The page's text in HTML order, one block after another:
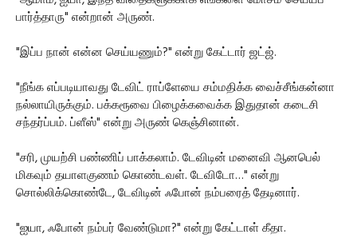
பார்த்தாரு" என்றான் அருண்.
"இப்ப நான் என்ன செய்யணும்?" என்று கேட்டார் ஜட்ஜ்.
"நீங்க எப்படியாவது டேவிட் ராப்ளேயை சம்மதிக்க வைச்சீங்கன்னா
நல்லாயிருக்கும். பக்கரூவை பிழைக்கவைக்க இதுதான் கடைசி
சந்தர்ப்பம். ப்ளீஸ்" என்று அருண் கெஞ்சினான்.
"சரி, முயற்சி பண்ணிப் பாக்கலாம். டேவிடின் மனைவி ஆனபெல்
மிகவும் தயாளகுணம் கொண்டவள். டேவிடோ…" என்று
சொல்லிக்கொண்டே, டேவிடின் ஃபோன் நம்பரைத் தேடினார்.
"ஐயா, ஃபோன் நம்பர் வேண்டுமா?" என்று கேட்டாள் கீதா.